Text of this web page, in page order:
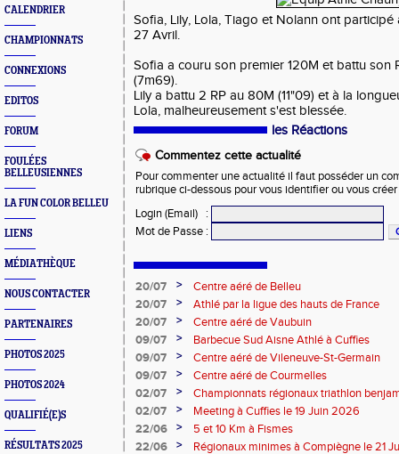
CALENDRIER
CHAMPIONNATS
CONNEXIONS
EDITOS
FORUM
FOULÉES
BELLEUSIENNES
LA FUN COLOR BELLEU
LIENS
MÉDIATHÈQUE
NOUS CONTACTER
PARTENAIRES
PHOTOS 2025
PHOTOS 2024
QUALIFIÉ(E)S
RÉSULTATS 2025
Sofia, Lily, Lola, Tiago et Nolann ont
27 Avril.
Sofia a couru son premier 120M et battu son
(7m69).
Lily a battu 2 RP au 80M (11"09) et à la
Lola, malheureusement s'est blessée.
les Réactions
Commentez cette actualité
Pour commenter une actualité il faut posséder un
rubrique ci-dessous pour vous identifier ou vous
Login (Email)
:
Mot de Passe :
20/07 >
Centre aéré de Belleu
20/07
>
Athlé par la ligue des hauts de France
20/07
>
Centre aéré de Vaubuin
09/07
>
Barbecue Sud Aisne Athlé à Cuffies
09/07
>
Centre aéré de Vileneuve-St-Germain
09/07
>
Centre aéré de Courmelles
02/07
>
Championnats régionaux triathlon
2026
02/07 >
Meeting à Cuffies le 19 Juin 2026
22/06
>
5 et 10 Km à Fismes
22/06
>
Régionaux minimes à Compiègne le 21